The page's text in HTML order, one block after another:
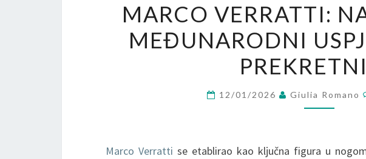
NASLOVI
U
LIGI,
USPJESI,
MARCO VERRATTI:
MEĐUNARODNI
12/01/2026 Giulia Romano
Marco Verratti se etablirao kao ključna figura u